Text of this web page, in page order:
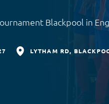
Blackpool in
LYTHAM RD